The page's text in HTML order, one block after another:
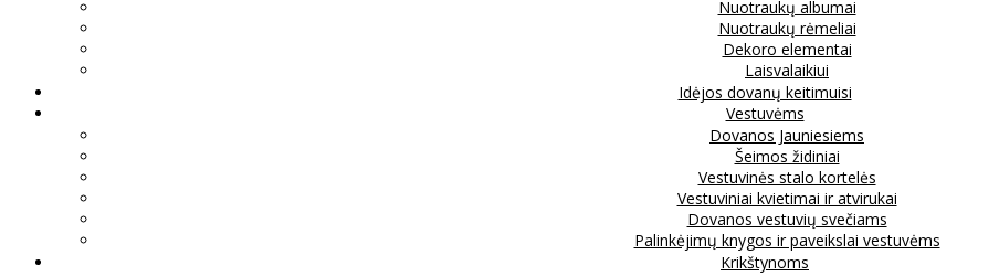
Nuotraukų albumai
Nuotraukų rėmeliai
Dekoro elementai
Laisvalaikiui
Idėjos dovanų keitimuisi
Vestuvėms
Dovanos Jauniesiems
Šeimos židiniai
Vestuvinės stalo kortelės
Vestuviniai kvietimai ir atvirukai
Dovanos vestuvių svečiams
Palinkėjimų knygos ir paveikslai vestuvėms
Krikštynoms